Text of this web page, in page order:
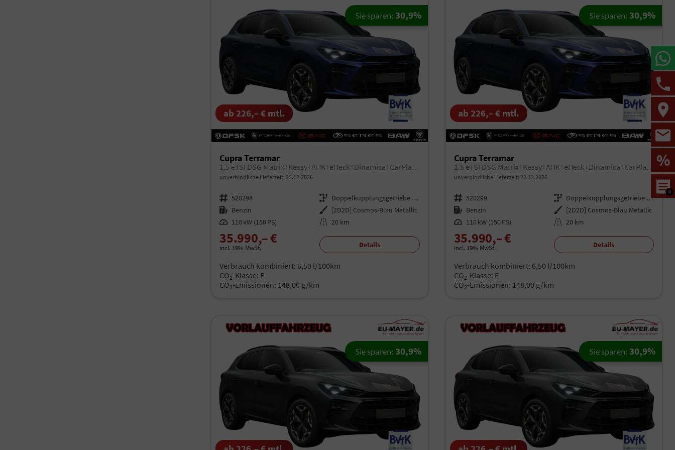
ab 226,– € mtl.
Cupra Terramar
1.5 eTSI DSG Matrix+Kessy+AHK+eHeck+Dinamica+CarPlay+eHeck+GV5
unverbindliche Lieferzeit: 22.12.2026
Fahrzeugnr. 520298 Getriebe
Doppelkupplungsgetriebe (DSG)
Kraftstoff Benzin Außenfarbe [2D2D] Cosmos-Blau Metallic
Leistung 110 kW (150 PS) Kilometerstand 20 km
35.990,– €
incl. 19% MwSt.
Sie sparen: 30,9%
Details
Verbrauch kombiniert: 6,50 l/100km
CO2-Klasse: E
CO2-Emissionen: 148,00 g/km
ab 226,– € mtl.
Cupra Terramar
1.5 eTSI DSG Matrix+Kessy+AHK+eHeck+Dinamica+CarPlay+eHeck+GV5
unverbindliche Lieferzeit: 22.12.2026
Fahrzeugnr. 520299 Getriebe
Doppelkupplungsgetriebe (DSG)
Kraftstoff Benzin Außenfarbe [2D2D] Cosmos-Blau Metallic
Leistung 110 kW (150 PS) Kilometerstand 20 km
35.990,– €
incl. 19% MwSt.
Sie sparen: 30,9%
Details
Verbrauch kombiniert: 6,50 l/100km
CO2-Klasse: E
CO2-Emissionen: 148,00 g/km
Sie sparen: 30,9% Sie sparen: 30,9%
%
0